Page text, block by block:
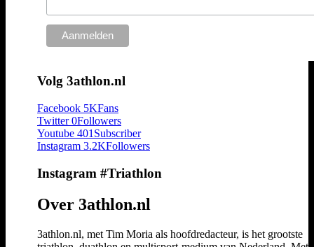
Volg 3athlon.nl
Facebook 5KFans
Twitter 0Followers
Youtube 401 Subscriber
Instagram 3.2KFollowers
Instagram #Triathlon
Over 3athlon.nl
3athlon.nl, met Tim Moria als hoofdredacteur, is het grootste